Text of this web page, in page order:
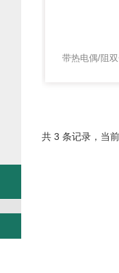
共 3 条记录，当